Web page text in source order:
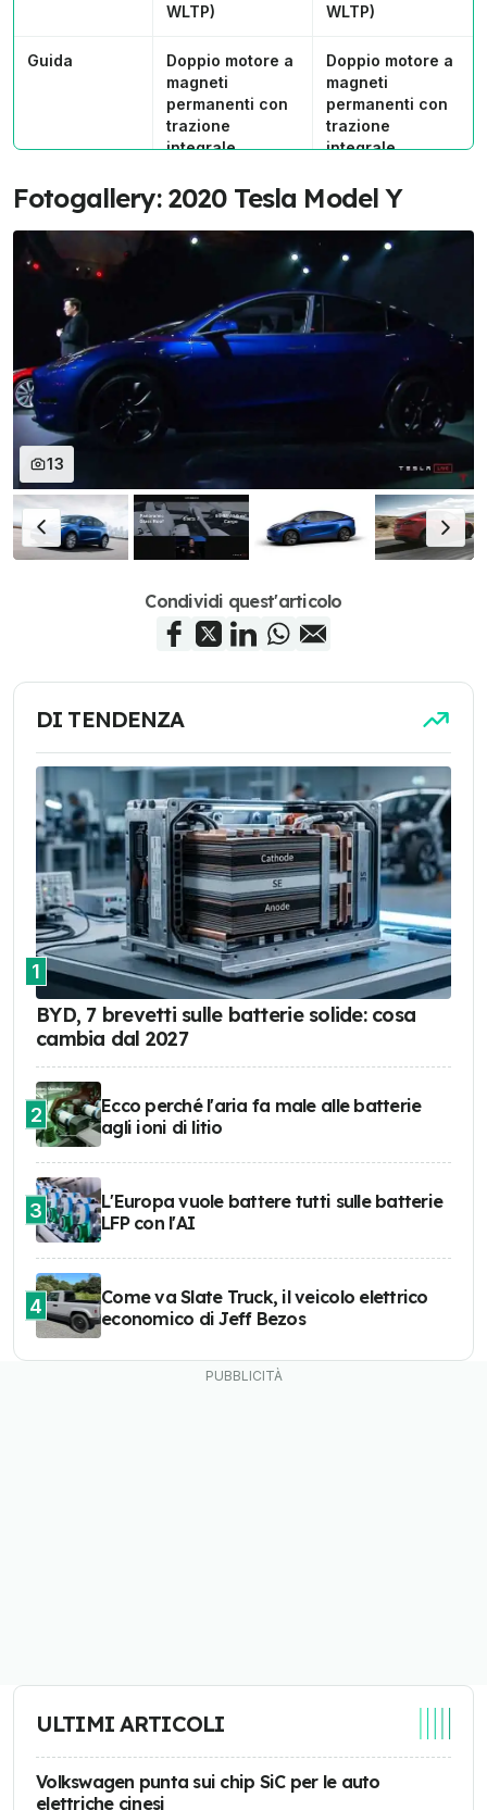
WLTP)
WLTP)
Guida
Doppio motore a
magneti
permanenti con
trazione
integrale
Doppio motore a
magneti
permanenti con
trazione
integrale
Sedili Fino a 7 adulti Fino a 7 adulti
Cerchi 21 pollici 19 o 20 pollici
Volume max
carico
1.9 metri cubi 1.9 metri cubi
Velocità
massima
241 km/h
Display
Touchscreen
centrale da 15
pollici
Touchscreen
Supercharger pay per use pay per use
Fotogallery: 2020 Tesla Model Y
13
Condividi quest'articolo
DI TENDENZA
1
BYD, 7 brevetti sulle batterie solide: cosa
cambia dal 2027
2
Ecco perché l'aria fa male alle batterie
agli ioni di litio
3
L'Europa vuole battere tutti sulle batterie
LFP con l'AI
4
Come va Slate Truck, il veicolo elettrico
economico di Jeff Bezos
ULTIMI ARTICOLI
Volkswagen punta sui chip SiC per le auto
elettriche cinesi